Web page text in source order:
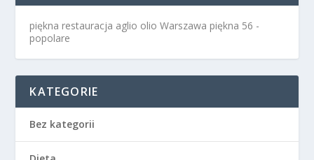
piękna restauracja aglio olio Warszawa piękna 56 -
popolare
KATEGORIE
Bez kategorii